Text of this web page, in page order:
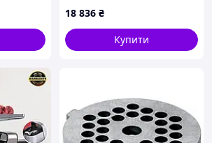
18 836 ₴
Купити